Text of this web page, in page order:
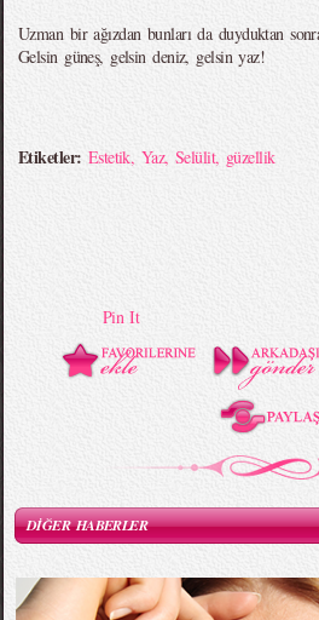
Uzman bir ağızdan bunları da duyduktan
Gelsin güneş, gelsin deniz, gelsin yaz!
Etiketler: Estetik, Yaz,Selülit, güzellik
Pin It
DİĞER HABERLER